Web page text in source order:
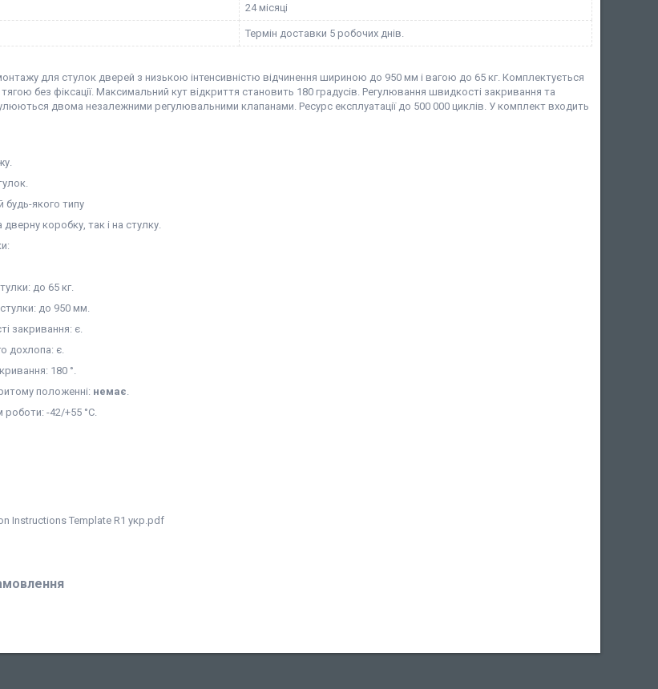
24 місяці
Термін доставки 5 робочих днів.
для стулок дверей з низькою інтенсивністю відчинення шириною до 950 мм і вагою до 65 кг. Комплектується
без фіксації. Максимальний кут відкриття становить 180 градусів. Регулювання швидкості закривання та
двома незалежними регулювальними клапанами. Ресурс експлуатації до 500 000 циклів. У комплект входить
будь-якого типу
коробку, так і на стулку.
до 65 кг.
до 950 мм.
закривання: є.
дохлопа: є.
180 °.
положенні: немає
-42/+55 °С.
Instructions Template R1 укр.pdf